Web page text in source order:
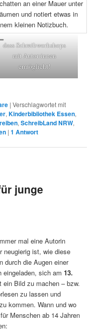
dass Schreibworkshops
mit Autor:innen
ermöglicht!
|Verschlagwortet mit
,Kinderbibliothek Essen,
,SchreibLand NRW,
|1 Antwort
junge
mal eine Autorin
neugierig ist, wie diese
durch die Augen einer
eingeladen, sich am13.
ein Bild zu machen – bzw.
zu lassen und
kommen. Wann und wo
Menschen ab 14 Jahren